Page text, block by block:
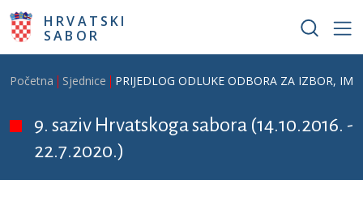
Skoči na glavni sadržaj
HRVATSKI
SABOR
Breadcrumb
Početna Sjednice PRIJEDLOG ODLUKE ODBORA ZA IZBOR,
9. saziv Hrvatskoga sabora (14.10.2016. -
22.7.2020.)